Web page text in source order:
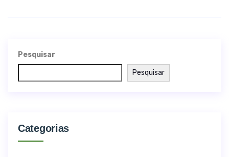
Pesquisar
Pesquisar
Categorias